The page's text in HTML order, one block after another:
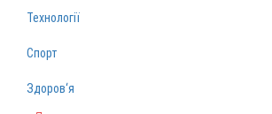
Технології
Спорт
Здоров‘я